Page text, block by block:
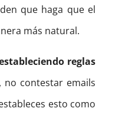
que haga que el
más natural.
reglas
no contestar emails
esto como